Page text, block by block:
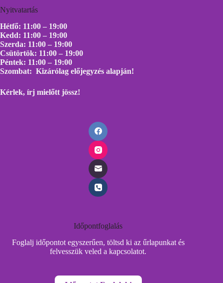
Nyitvatartás
Hétfő: 11:00 – 19:00
Kedd: 11:00 – 19:00
Szerda: 11:00 – 19:00
Csütörtök: 11:00 – 19:00
Péntek: 11:00 – 19:00
Szombat: Kizárólag előjegyzés alapján!
Kérlek, írj mielőtt jössz!
Időpontfoglalás
Foglalj időpontot egyszerűen, töltsd ki az űrlapunkat és
felvesszük veled a kapcsolatot.